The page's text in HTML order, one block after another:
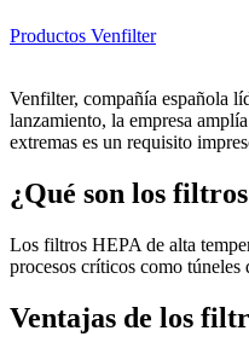
Productos Venfilter
Venfilter, compañía española
lanzamiento, la empresa
extremas es un requisito
¿Qué son los
Los filtros HEPA de alta
procesos críticos como
Ventajas de los